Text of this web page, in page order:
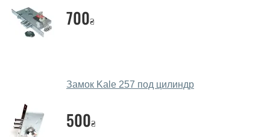
дверей.
Помогаете ли вы выбрать замки?
в нашем салоне-магазине.
Наши рекомендации зависят от необходимых
700₴
Замок Kale 257 под цилиндр
500₴